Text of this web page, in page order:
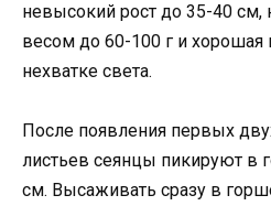
невысокий рост до 35-40
весом до 60-100 г и хорошая
нехватке света.
После появления первых
листьев сеянцы пикируют в
см. Высаживать сразу в